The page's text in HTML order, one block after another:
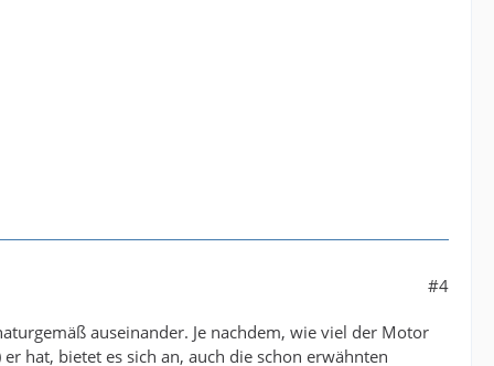
#4
auseinander. Je nachdem, wie viel der Motor
hat, bietet es sich an, auch die schon erwähnten